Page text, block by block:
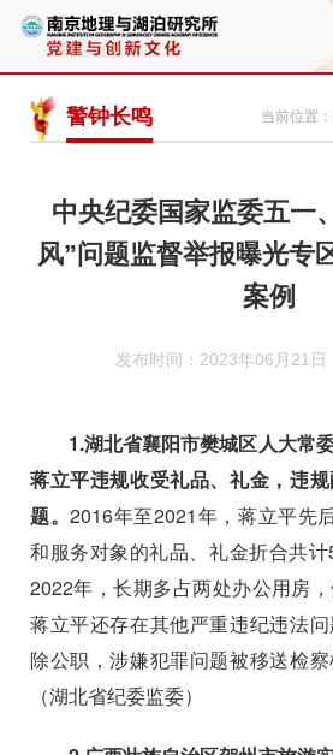
警钟长鸣 当前位置：
中央纪委国家监委五一
风”问题监督举报曝光专
案例
发布时间：2023年06月21日
1.湖北省襄阳市樊城区人大常
蒋立平违规收受礼品、礼金，违
题。2016年至2021年，蒋立平先
和服务对象的礼品、礼金折合共计
2022年，长期多占两处办公用房，
蒋立平还存在其他严重违纪违法
除公职，涉嫌犯罪问题被移送检察
（湖北省纪委监委）